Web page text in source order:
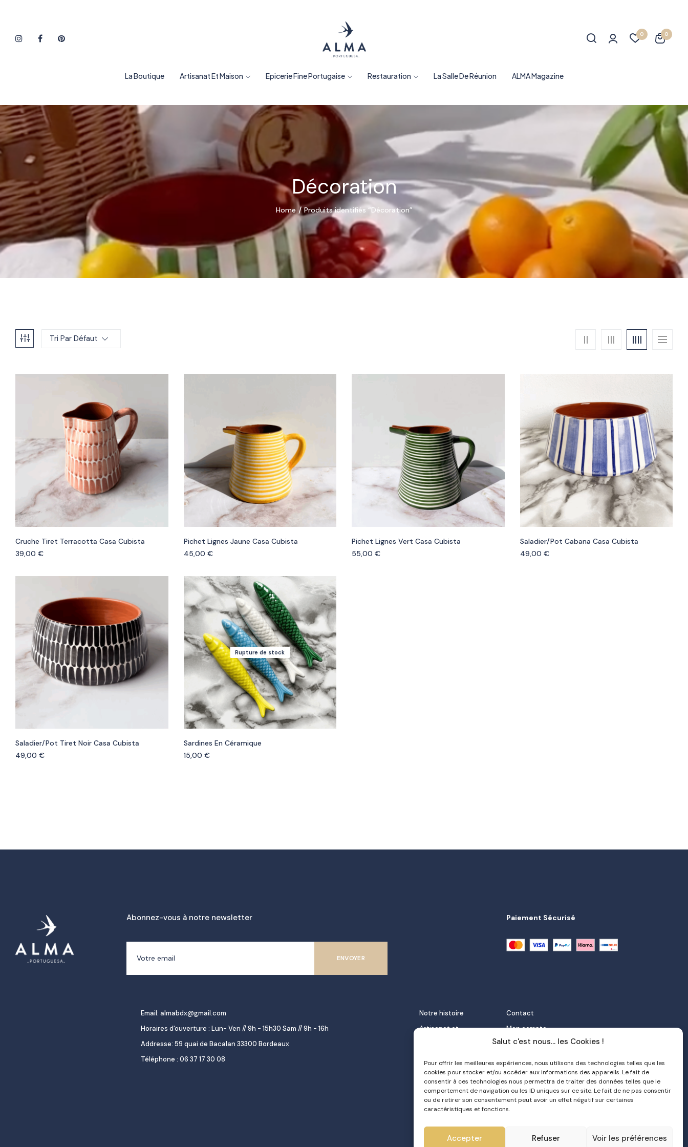
Salut c'est nous... les Cookies !
Pour offrir les meilleures expériences, nous utilisons des technologies telles que les
cookies pour stocker et/ou accéder aux informations des appareils. Le fait de
consentir à ces technologies nous permettra de traiter des données telles que le
comportement de navigation ou les ID uniques sur ce site. Le fait de ne pas consentir
ou de retirer son consentement peut avoir un effet négatif sur certaines
caractéristiques et fonctions.
Accepter Refuser Voir les préférences
0 0
La Boutique Artisanat Et Maison Epicerie Fine Portugaise Restauration La Salle De Réunion ALMA Magazine
Décoration
Home Produits identifiés “Décoration”
Tri Par Défaut
Cruche Tiret Terracotta Casa Cubista
39,00 €
Pichet Lignes Jaune Casa Cubista
45,00 €
Pichet Lignes Vert Casa Cubista
55,00 €
Saladier/pot Cabana Casa Cubista
49,00 €
Saladier/pot Tiret Noir Casa Cubista
49,00 €
Rupture de stock
Sardines En Céramique
15,00 €
Abonnez-vous à notre newsletter Paiement Sécurisé
Email: almabdx@gmail.com
Horaires d'ouverture : Lun- Ven // 9h - 15h30 Sam // 9h - 16h
Addresse: 59 quai de Bacalan 33300 Bordeaux
Téléphone : 06 37 17 30 08
Notre histoire
Artisanat et
Épicerie fine et
gourmet
Repas à emporter
Le pastel de nata
Contact
Mon compte
FAQ
Livraison
Politique de confidentialité
CGV